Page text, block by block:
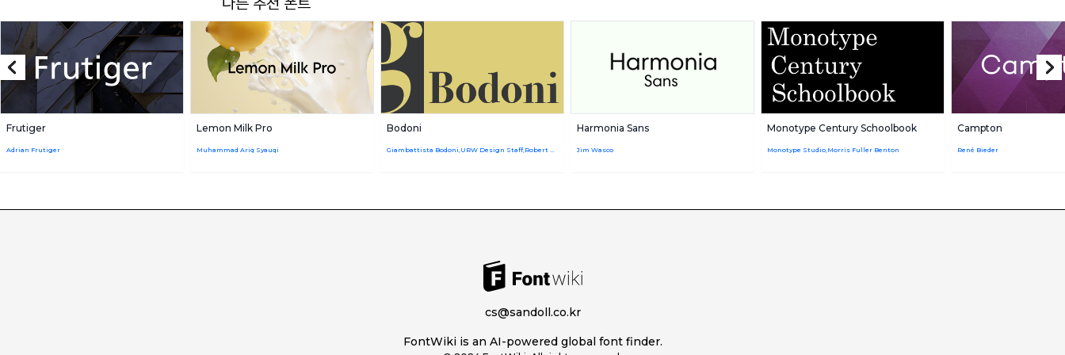
Frutiger
Adrian Frutiger
Lemon Milk Pro
Muhammad Ariq Syauqi
Bodoni Harmonia Sans
Jim Wasco
Monotype Century Schoolbook
Monotype Studio,Morris Fuller Benton
Campton
René Bieder
cs@sandoll.co.kr
FontWiki is an AI-powered global font finder.